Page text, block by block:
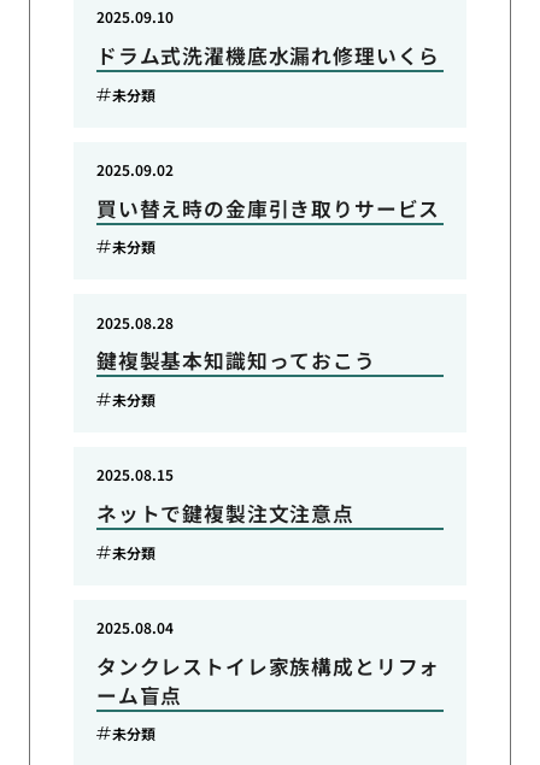
ドラム式洗濯機底水漏れ修理いくら
2025.09.10
未分類
買い替え時の金庫引き取りサービス
2025.09.02
未分類
鍵複製基本知識知っておこう
2025.08.28
未分類
ネットで鍵複製注文注意点
2025.08.15
未分類
タンクレストイレ家族構成とリフォ
ーム盲点
2025.08.04
未分類